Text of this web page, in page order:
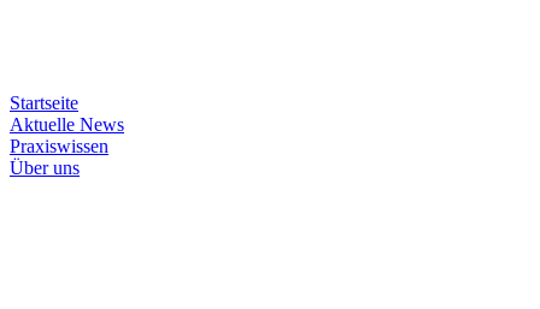
Startseite
Aktuelle News
Praxiswissen
Über uns